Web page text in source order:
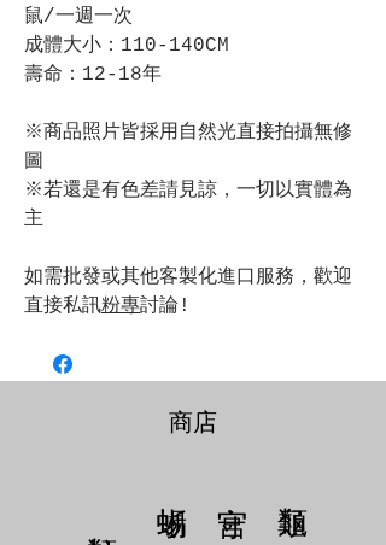
鼠/一週一次
成體大小：110-140CM
壽命：12-18年
※商品照片皆採用自然光直接拍攝無修
圖
※若還是有色差請見諒，一切以實體為
主
如需批發或其他客製化進口服務，歡迎
直接私訊粉專討論!
商店